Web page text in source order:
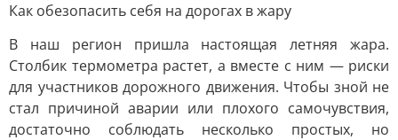
Как обезопасить себя на дорогах в жару
В наш регион пришла настоящая летняя жара.
Столбик термометра растет, а вместе с ним — риски
для участников дорожного движения. Чтобы зной не
стал причиной аварии или плохого самочувствия,
достаточно соблюдать несколько простых, но